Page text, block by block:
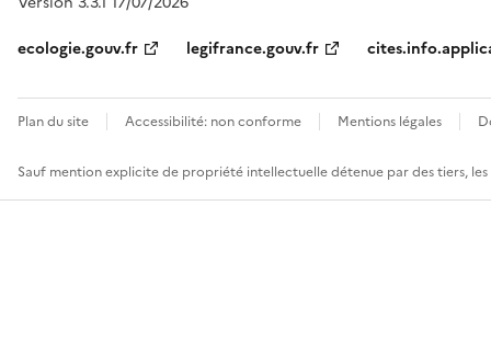
ecologie.gouv.fr
legifrance.gouv.fr
Plan du site Accessibilité: non conforme Mentions légales
Sauf mention explicite de propriété intellectuelle détenue par des tiers,